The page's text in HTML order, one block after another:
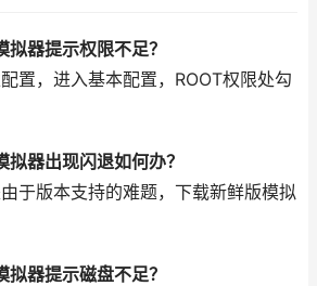
器提示权限不足？
置，进入基本配置，ROOT权限处勾
器出现闪退如何办？
于版本支持的难题，下载新鲜版模拟
器提示磁盘不足？